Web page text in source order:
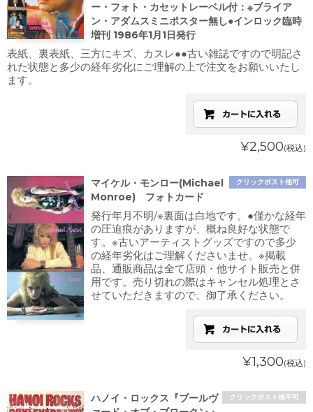
ー・フォト・カセットレーベル付：※ブライア
ン・アダムスミニポスター無し●インロック臨時
増刊 1986年1月1日発行
表紙、裏表紙、三方にキズ、カスレ●●古い雑誌ですので明記さ
れた状態と多少の経年劣化にご理解の上で注文をお願いいたし
ます。
¥2,500(税込)
クリックポスト他可
マイケル・モンロー(Michael
Monroe) フォトカード
発行年月不明/※裏面は白地です。●僅かな経年
の圧迫痕がありますが、概ね良好な状態で
す。※古いアーティストグッズですので多少
の経年劣化はご理解くださいませ。※掲載
品、通販商品は全て店頭・他サイト販売と併
用です。売り切れの際はキャンセル処理とさ
せていただきますので、御了承ください。
¥1,300(税込)
クリックポスト他不可
ハノイ・ロックス『ブールヴ